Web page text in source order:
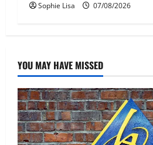
Sophie Lisa 07/08/2026
YOU MAY HAVE MISSED